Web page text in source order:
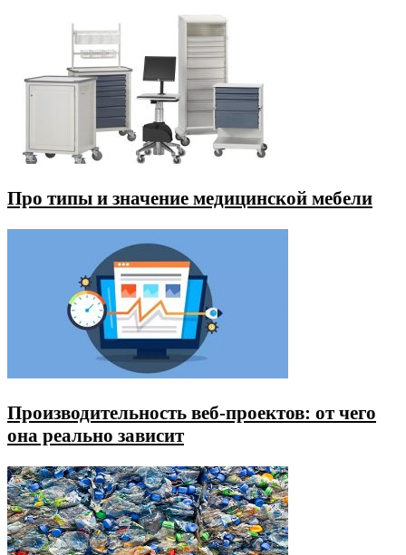
Про типы и значение медицинской мебели
Производительность веб-проектов: от чего
она реально зависит